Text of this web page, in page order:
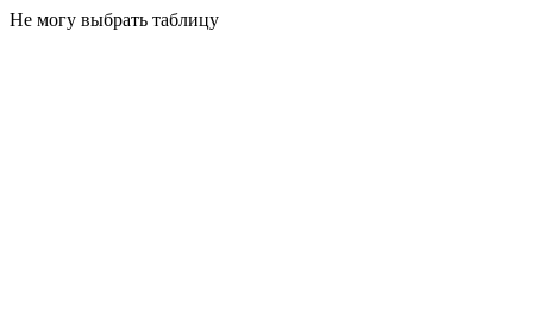
Не могу выбрать таблицу